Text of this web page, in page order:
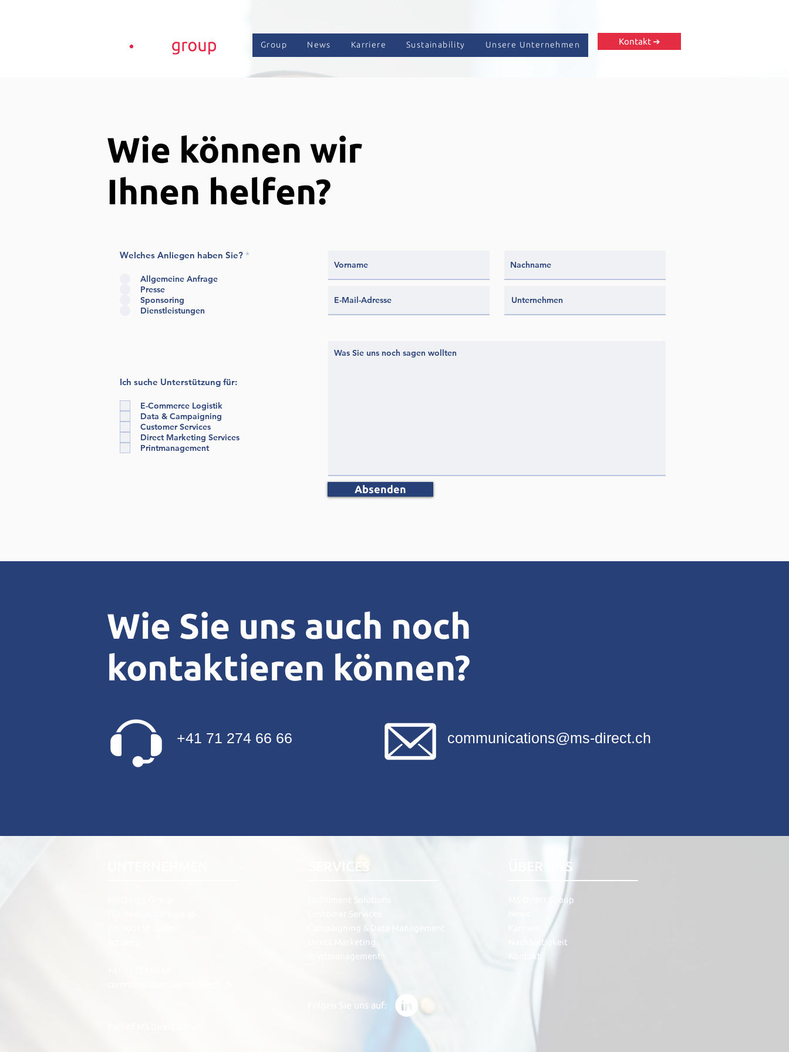
Group News Karriere Sustainability Unsere Unternehmen Kontakt ➔
Wie können wir
Ihnen helfen?
Welches Anliegen haben Sie? *
Allgemeine Anfrage
Presse
Sponsoring
Dienstleistungen
Ich suche Unterstützung für:
E-Commerce Logistik
Data & Campaigning
Customer Services
Direct Marketing Services
Printmanagement
Absenden
Wie Sie uns auch noch
kontaktieren können?
+41 71 274 66 66 communications@ms-direct.ch
SERVICES
Campaigning & Data Management
Direct Marketing
Printmanagement
Folgen Sie uns auf:
ÜBER UNS
MS Direct Group
Nachhaltigkeit
Kontakt